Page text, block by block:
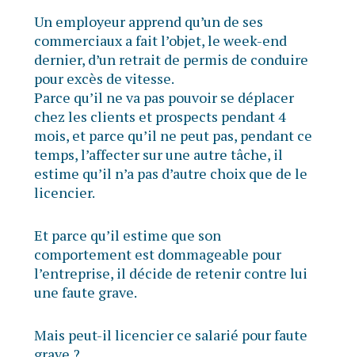
Un employeur apprend qu’un de ses
commerciaux a fait l’objet, le week-end
dernier, d’un retrait de permis de conduire
pour excès de vitesse.
Parce qu’il ne va pas pouvoir se déplacer
chez les clients et prospects pendant 4
mois, et parce qu’il ne peut pas, pendant ce
temps, l’affecter sur une autre tâche, il
estime qu’il n’a pas d’autre choix que de le
licencier.
Et parce qu’il estime que son
comportement est dommageable pour
l’entreprise, il décide de retenir contre lui
une faute grave.
Mais peut-il licencier ce salarié pour faute